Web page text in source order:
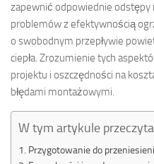
zapewnić odpowiednie
problemów z efektywnością
o swobodnym przepływie
ciepła. Zrozumienie tych
projektu i oszczędności na
błędami montażowymi.
W tym artykule
Przygotowanie do